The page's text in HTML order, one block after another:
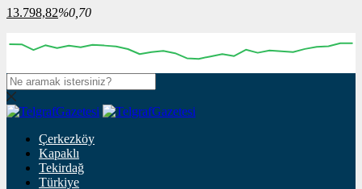
13.798,82%0,70
Çerkezköy
Kapaklı
Tekirdağ
Türkiye